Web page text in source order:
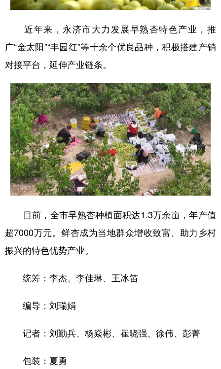
近年来，永济市大力发展早熟杏特色产业，推
广“金太阳”“丰园红”等十余个优良品种，积极搭建产销
对接平台，延伸产业链条。
目前，全市早熟杏种植面积达1.3万余亩，年产值
超7000万元。鲜杏成为当地群众增收致富、助力乡村
振兴的特色优势产业。
统筹：李杰、李佳琳、王冰笛
编导：刘瑞娟
记者：刘勤兵、杨焱彬、崔晓强、徐伟、彭菁
包装：夏勇